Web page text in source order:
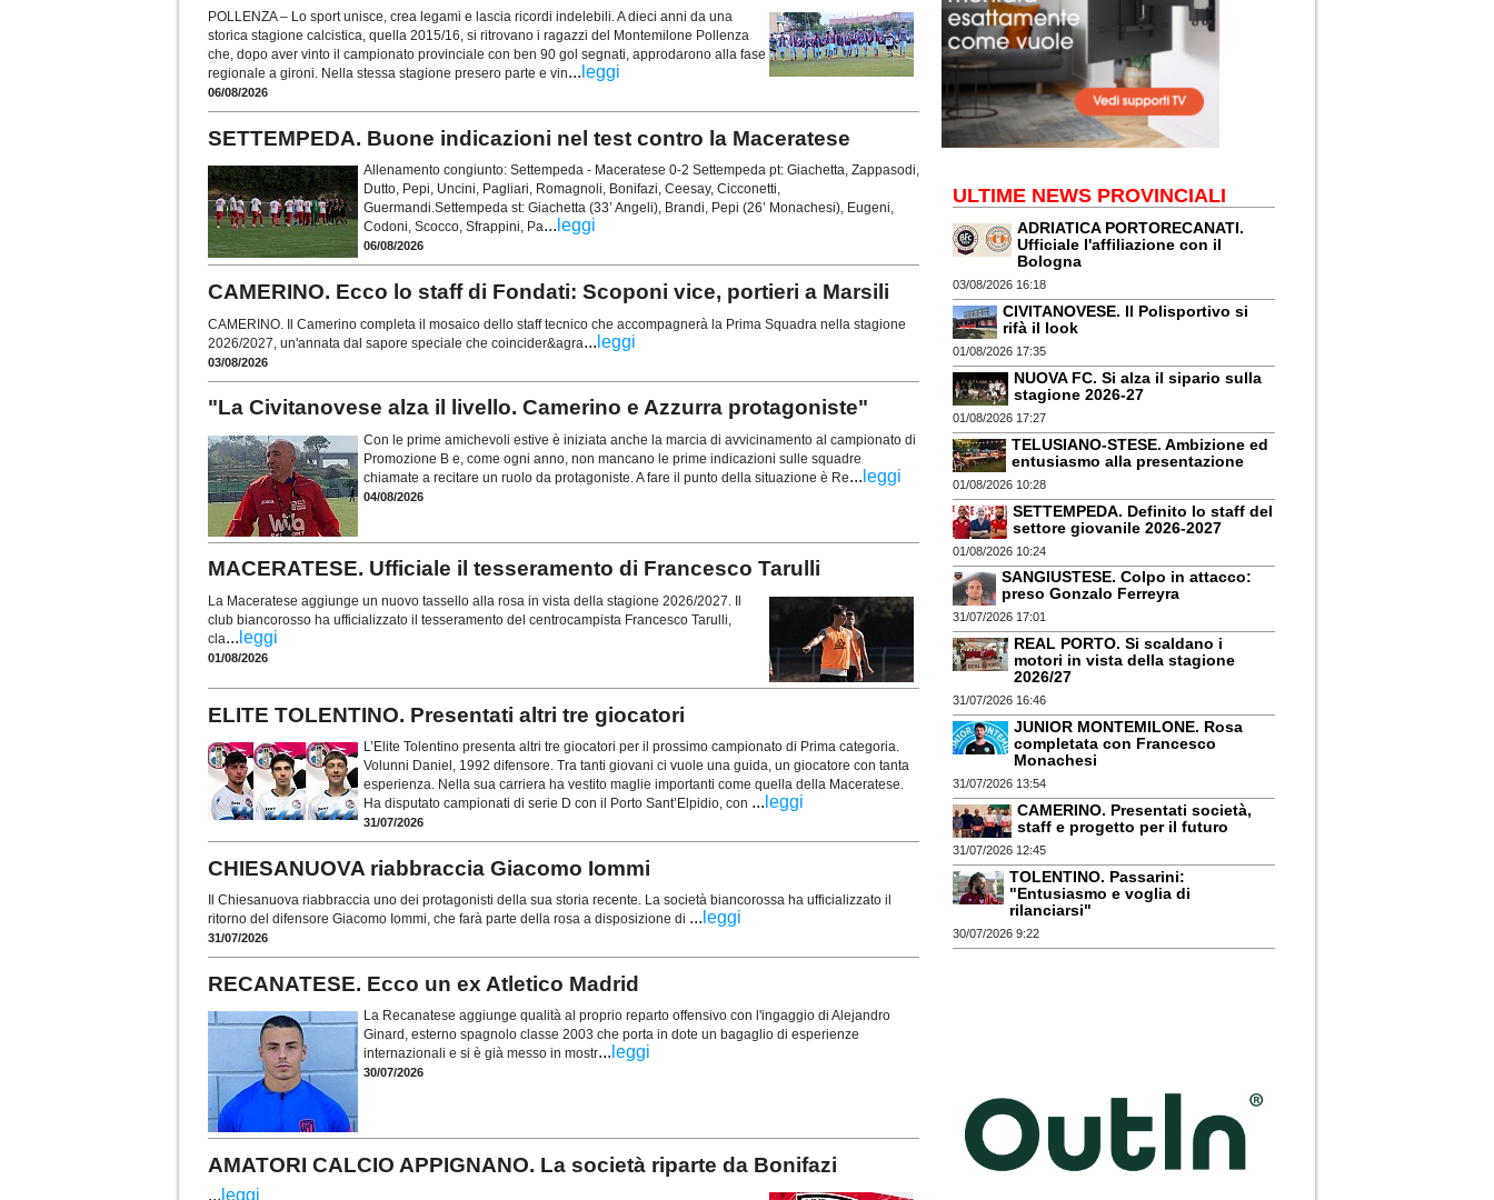
POLLENZA – Lo sport unisce, crea legami e lascia ricordi indelebili. A dieci anni da una
storica stagione calcistica, quella 2015/16, si ritrovano i ragazzi del Montemilone Pollenza
che, dopo aver vinto il campionato provinciale con ben 90 gol segnati, approdarono alla fase
regionale a gironi. Nella stessa stagione presero parte e vin... leggi
06/08/2026
SETTEMPEDA. Buone indicazioni nel test contro la Maceratese
Allenamento congiunto: Settempeda - Maceratese 0-2 Settempeda pt: Giachetta, Zappasodi,
Dutto, Pepi, Uncini, Pagliari, Romagnoli, Bonifazi, Ceesay, Cicconetti,
Guermandi.Settempeda st: Giachetta (33’ Angeli), Brandi, Pepi (26’ Monachesi), Eugeni,
Codoni, Scocco, Sfrappini, Pa... leggi
06/08/2026
CAMERINO. Ecco lo staff di Fondati: Scoponi vice, portieri a Marsili
CAMERINO. Il Camerino completa il mosaico dello staff tecnico che accompagnerà la Prima Squadra nella stagione
2026/2027, un'annata dal sapore speciale che coincider&agra... leggi
03/08/2026
"La Civitanovese alza il livello. Camerino e Azzurra protagoniste"
Con le prime amichevoli estive è iniziata anche la marcia di avvicinamento al campionato di
Promozione B e, come ogni anno, non mancano le prime indicazioni sulle squadre
chiamate a recitare un ruolo da protagoniste. A fare il punto della situazione è Re... leggi
04/08/2026
MACERATESE. Ufficiale il tesseramento di Francesco Tarulli
La Maceratese aggiunge un nuovo tassello alla rosa in vista della stagione 2026/2027. Il
club biancorosso ha ufficializzato il tesseramento del centrocampista Francesco Tarulli,
cla... leggi
01/08/2026
ELITE TOLENTINO. Presentati altri tre giocatori
L’Elite Tolentino presenta altri tre giocatori per il prossimo campionato di Prima categoria.
Volunni Daniel, 1992 difensore. Tra tanti giovani ci vuole una guida, un giocatore con tanta
esperienza. Nella sua carriera ha vestito maglie importanti come quella della Maceratese.
Ha disputato campionati di serie D con il Porto Sant’Elpidio, con ... leggi
31/07/2026
CHIESANUOVA riabbraccia Giacomo Iommi
Il Chiesanuova riabbraccia uno dei protagonisti della sua storia recente. La società biancorossa ha ufficializzato il
ritorno del difensore Giacomo Iommi, che farà parte della rosa a disposizione di ... leggi
31/07/2026
RECANATESE. Ecco un ex Atletico Madrid
La Recanatese aggiunge qualità al proprio reparto offensivo con l'ingaggio di Alejandro
Ginard, esterno spagnolo classe 2003 che porta in dote un bagaglio di esperienze
internazionali e si è già messo in mostr... leggi
30/07/2026
AMATORI CALCIO APPIGNANO. La società riparte da Bonifazi
... leggi
ULTIME NEWS PROVINCIALI
ADRIATICA PORTORECANATI.
Ufficiale l'affiliazione con il
Bologna
03/08/2026 16:18
CIVITANOVESE. Il Polisportivo si
rifà il look
01/08/2026 17:35
NUOVA FC. Si alza il sipario sulla
stagione 2026-27
01/08/2026 17:27
TELUSIANO-STESE. Ambizione ed
entusiasmo alla presentazione
01/08/2026 10:28
SETTEMPEDA. Definito lo staff del
settore giovanile 2026-2027
01/08/2026 10:24
SANGIUSTESE. Colpo in attacco:
preso Gonzalo Ferreyra
31/07/2026 17:01
REAL PORTO. Si scaldano i
motori in vista della stagione
2026/27
31/07/2026 16:46
JUNIOR MONTEMILONE. Rosa
completata con Francesco
Monachesi
31/07/2026 13:54
CAMERINO. Presentati società,
staff e progetto per il futuro
31/07/2026 12:45
TOLENTINO. Passarini:
"Entusiasmo e voglia di
rilanciarsi"
30/07/2026 9:22